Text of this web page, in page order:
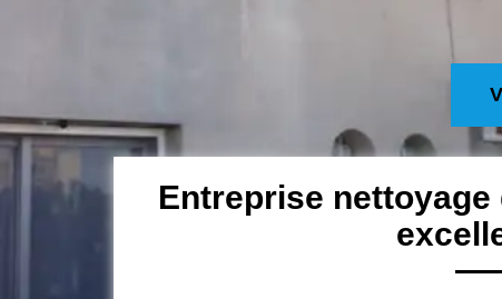
Entreprise nettoyage